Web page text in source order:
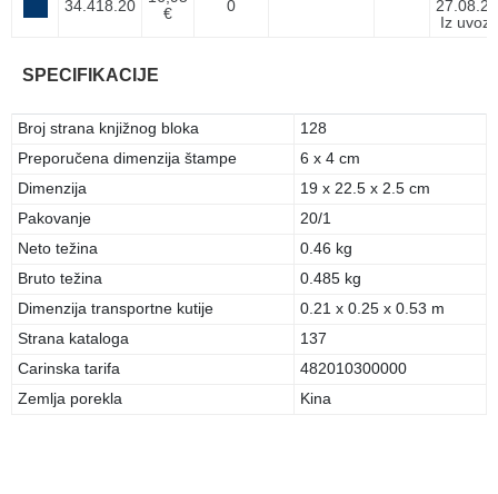
34.418.20
€
0
Iz uvoza
SPECIFIKACIJE
Broj strana knjižnog bloka
128
Preporučena dimenzija štampe
6 x 4 cm
Dimenzija
19 x 22.5 x 2.5 cm
Pakovanje
20/1
Neto težina
0.46 kg
Bruto težina
0.485 kg
Dimenzija transportne kutije
0.21 x 0.25 x 0.53 m
Strana kataloga
137
Carinska tarifa
482010300000
Zemlja porekla
Kina